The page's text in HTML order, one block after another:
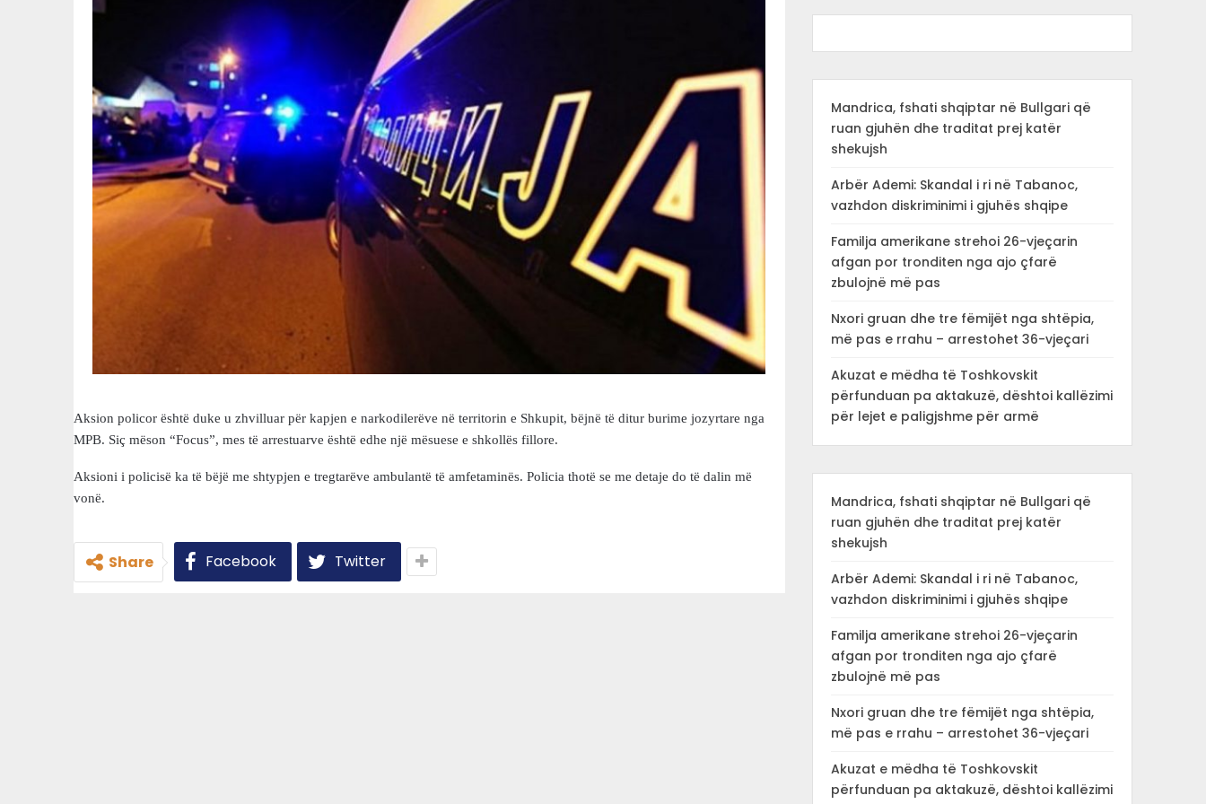
Aksion policor është duke u zhvilluar për kapjen e narkodilerëve në territorin e Shkupit, bëjnë të ditur burime jozyrtare nga
MPB. Siç mëson “Focus”, mes të arrestuarve është edhe një mësuese e shkollës fillore.
Aksioni i policisë ka të bëjë me shtypjen e tregtarëve ambulantë të amfetaminës. Policia thotë se me detaje do të dalin më
vonë.
Share Facebook Twitter
Mandrica, fshati shqiptar në Bullgari që
ruan gjuhën dhe traditat prej katër
shekujsh
Arbër Ademi: Skandal i ri në Tabanoc,
vazhdon diskriminimi i gjuhës shqipe
Familja amerikane strehoi 26-vjeçarin
afgan por tronditen nga ajo çfarë
zbulojnë më pas
Nxori gruan dhe tre fëmijët nga shtëpia,
më pas e rrahu – arrestohet 36-vjeçari
Akuzat e mëdha të Toshkovskit
përfunduan pa aktakuzë, dështoi kallëzimi
për lejet e paligjshme për armë
Mandrica, fshati shqiptar në Bullgari që
ruan gjuhën dhe traditat prej katër
shekujsh
Arbër Ademi: Skandal i ri në Tabanoc,
vazhdon diskriminimi i gjuhës shqipe
Familja amerikane strehoi 26-vjeçarin
afgan por tronditen nga ajo çfarë
zbulojnë më pas
Nxori gruan dhe tre fëmijët nga shtëpia,
më pas e rrahu – arrestohet 36-vjeçari
Akuzat e mëdha të Toshkovskit
përfunduan pa aktakuzë, dështoi kallëzimi